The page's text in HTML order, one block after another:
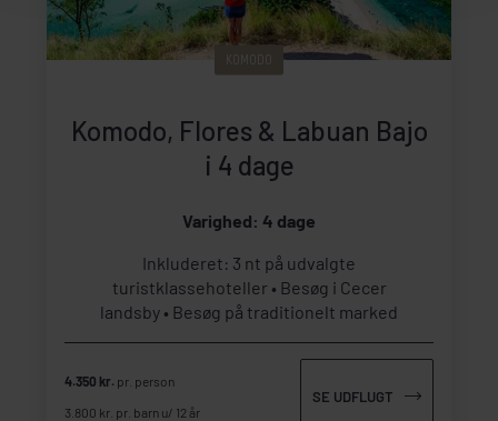
KOMODO
Komodo, Flores & Labuan Bajo
i 4 dage
Varighed: 4 dage
Inkluderet: 3 nt på udvalgte
turistklassehoteller
Besøg i Cecer
landsby
Besøg på traditionelt marked
4.350 kr. pr. person
3.800 kr. pr. barn u/ 12 år
SE UDFLUGT